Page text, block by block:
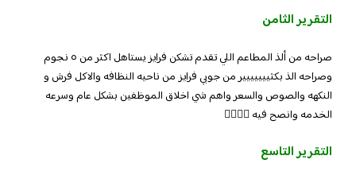
التقرير الثامن
صراحه من ألذ المطاعم اللي تقدم تشكن فرايز يستاهل اكثر من ٥ نجوم
وصراحه الذ بكثييييييير من جوبي فرايز من ناحيه النظافه والاكل فرش و
النكهه والصوص والسعر واهم شي اخلاق الموظفين بشكل عام وسرعه
الخدمه وانصح فيه 👍🏻🔥🔥
التقرير التاسع